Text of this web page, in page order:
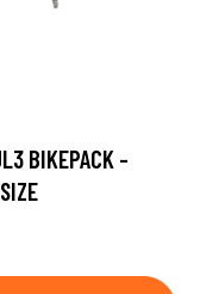
BIKEPACK -